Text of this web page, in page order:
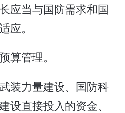
应当与国防需求和国
应。
算管理。
装力量建设、国防科
设直接投入的资金、